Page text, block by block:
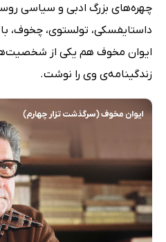
چهره‌های بزرگ ادبی و سیاسی
داستایفسکی، تولستوی، چخوف،
ایوان مخوف هم یکی از
زندگینامه‌ی وی را نوشت.